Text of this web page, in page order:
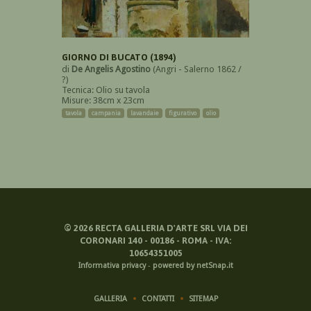
GIORNO DI BUCATO (1894)
di De Angelis Agostino (Angri - Salerno 1862 /
?)
Tecnica: Olio su tavola
Misure: 38cm x 23cm
tavola campania lavandaie figurativo olio
© 2026RECTA GALLERIA D'ARTE SRL VIA DEI
CORONARI 140 - 00186 - ROMA - IVA:
10654351005
Informativa privacy- powered by netSnap.it
GALLERIA CONTATTI SITEMAP